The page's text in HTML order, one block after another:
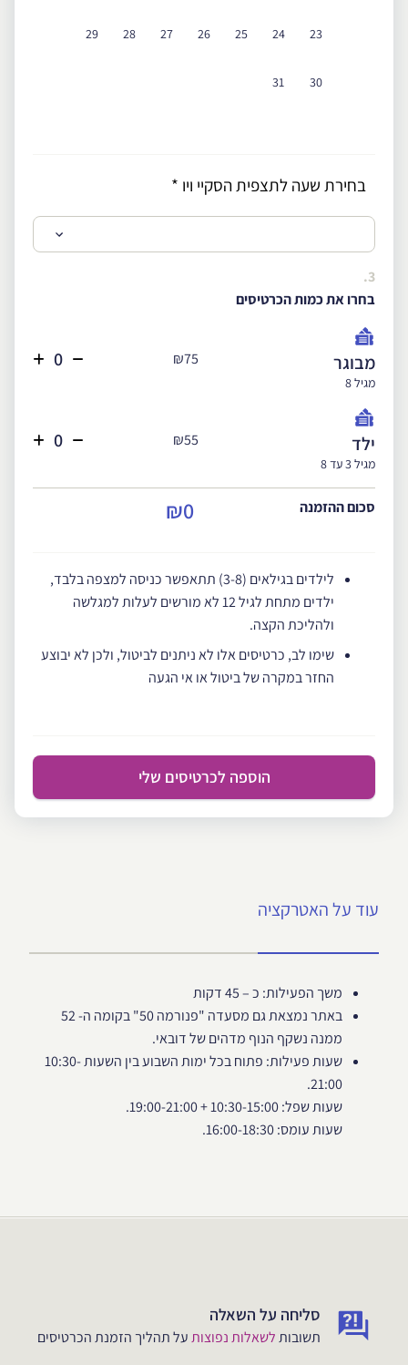
23
24
25
26
27
28
29
30
31
בחירת שעה לתצפית הסקיי ויו *
3.
בחרו את כמות הכרטיסים
מבוגר
מגיל 8
₪75
ילד
מגיל 3 עד 8
₪55
סכום ההזמנה ₪0
לילדים בגילאים (3-8) תתאפשר כניסה למצפה בלבד,
ילדים מתחת לגיל 12 לא מורשים לעלות למגלשה
ולהליכת הקצה.
שימו לב, כרטיסים אלו לא ניתנים לביטול, ולכן לא יבוצע
החזר במקרה של ביטול או אי הגעה
הוספה לכרטיסים שלי
עוד על האטרקציה
משך הפעילות: כ – 45 דקות
באתר נמצאת גם מסעדה "פנורמה 50" בקומה ה- 52
ממנה נשקף הנוף מדהים של דובאי.
שעות פעילות: פתוח בכל ימות השבוע בין השעות 10:30-
21:00.
שעות שפל: 10:30-15:00 + 19:00-21:00.
שעות עומס: 16:00-18:30.
סליחה על השאלה
תשובותלשאלות נפוצותעל תהליך הזמנת הכרטיסים